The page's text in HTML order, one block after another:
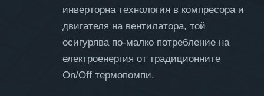
инверторна технология в компресора и
двигателя на вентилатора, той
осигурява по-малко потребление на
електроенергия от традиционните
On/Off термопомпи.